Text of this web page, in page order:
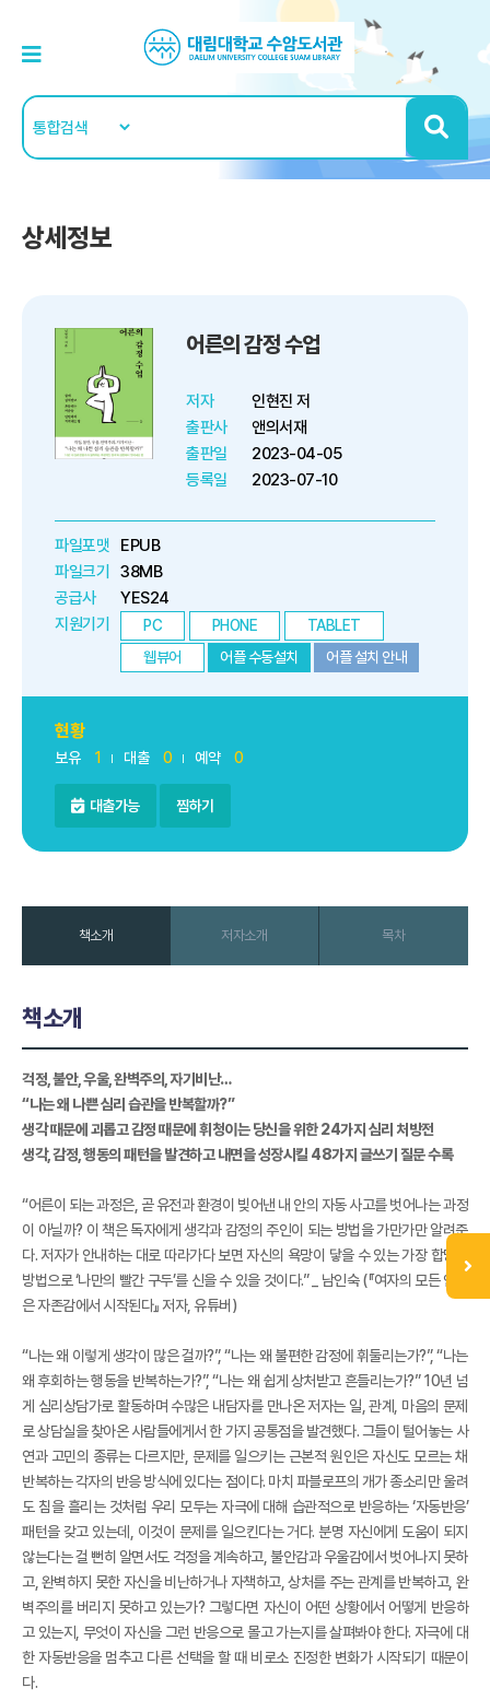
상세정보
어른의 감정 수업
저자
인현진 저
출판사
앤의서재
출판일
2023-04-05
등록일
2023-07-10
파일포맷
EPUB
파일크기
38MB
공급사
YES24
지원기기
PC PHONE
TABLET
웹뷰어
어플 수동설치 어플 설치 안내
현황
보유 1 대출 0 예약 0
대출가능 찜하기
책소개 저자소개 목차
책소개
걱정, 불안, 우울, 완벽주의, 자기비난…
“나는 왜 나쁜 심리 습관을 반복할까?”
생각 때문에 괴롭고 감정 때문에 휘청이는 당신을 위한 24가지 심리 처방전
생각, 감정, 행동의 패턴을 발견하고 내면을 성장시킬 48가지 글쓰기 질문 수록
“어른이 되는 과정은, 곧 유전과 환경이 빚어낸 내 안의 자동 사고를 벗어나는 과정
이 아닐까? 이 책은 독자에게 생각과 감정의 주인이 되는 방법을 가만가만 알려준
다. 저자가 안내하는 대로 따라가다 보면 자신의 욕망이 닿을 수 있는 가장 합당한
방법으로 ‘나만의 빨간 구두’를 신을 수 있을 것이다.” _ 남인숙 (『여자의 모든 인생
은 자존감에서 시작된다』 저자, 유튜버)
“나는 왜 이렇게 생각이 많은 걸까?”, “나는 왜 불편한 감정에 휘둘리는가?”, “나는
왜 후회하는 행동을 반복하는가?”, “나는 왜 쉽게 상처받고 흔들리는가?” 10년 넘
게 심리상담가로 활동하며 수많은 내담자를 만나온 저자는 일, 관계, 마음의 문제
로 상담실을 찾아온 사람들에게서 한 가지 공통점을 발견했다. 그들이 털어놓는 사
연과 고민의 종류는 다르지만, 문제를 일으키는 근본적 원인은 자신도 모르는 채
반복하는 각자의 반응 방식에 있다는 점이다. 마치 파블로프의 개가 종소리만 울려
도 침을 흘리는 것처럼 우리 모두는 자극에 대해 습관적으로 반응하는 ‘자동반응’
패턴을 갖고 있는데, 이것이 문제를 일으킨다는 거다. 분명 자신에게 도움이 되지
않는다는 걸 뻔히 알면서도 걱정을 계속하고, 불안감과 우울감에서 벗어나지 못하
고, 완벽하지 못한 자신을 비난하거나 자책하고, 상처를 주는 관계를 반복하고, 완
벽주의를 버리지 못하고 있는가? 그렇다면 자신이 어떤 상황에서 어떻게 반응하
고 있는지, 무엇이 자신을 그런 반응으로 몰고 가는지를 살펴봐야 한다. 자극에 대
한 자동반응을 멈추고 다른 선택을 할 때 비로소 진정한 변화가 시작되기 때문이
다.